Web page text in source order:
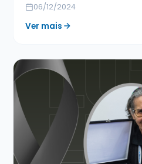
06/12/2024
Ver mais